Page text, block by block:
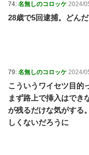
74: 名無しのコロッケ 2024/
28歳で5回逮捕。どん
79: 名無しのコロッケ 2024/
こういうワイセツ目的
まず路上で挿入はでき
が残るだけな気がする
しくないだろうに